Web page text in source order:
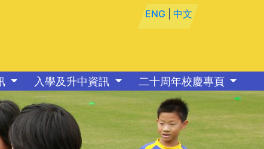
ENG |中文
入學及升中資訊 二十周年校慶專頁